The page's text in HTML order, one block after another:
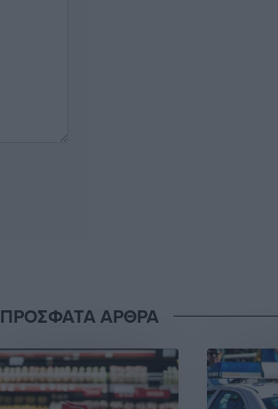
ΠΡΟΣΦΑΤΑ ΑΡΘΡΑ